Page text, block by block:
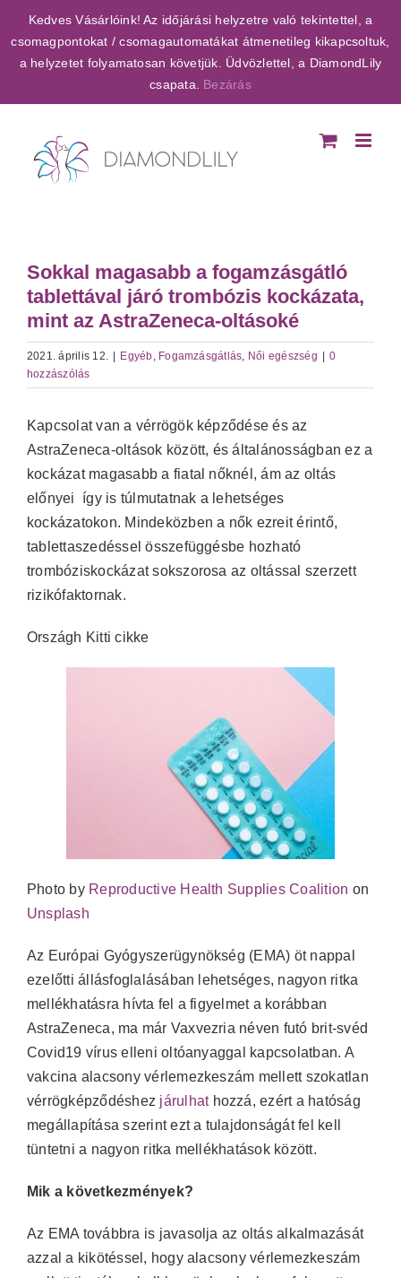
Kedves Vásárlóink! Az időjárási helyzetre való tekintettel, a
csomagpontokat / csomagautomatákat átmenetileg kikapcsoltuk,
a helyzetet folyamatosan követjük. Üdvözlettel, a DiamondLily
csapata. Bezárás
Sokkal magasabb a fogamzásgátló
tablettával járó trombózis kockázata,
mint az AstraZeneca-oltásoké
2021. április 12. | Egyéb Fogamzásgátlás Női egészség | 0
hozzászólás
Kapcsolat van a vérrögök képződése és az
AstraZeneca-oltások között, és általánosságban ez a
kockázat magasabb a fiatal nőknél, ám az oltás
előnyei így is túlmutatnak a lehetséges
kockázatokon. Mindeközben a nők ezreit érintő,
tablettaszedéssel összefüggésbe hozható
trombóziskockázat sokszorosa az oltással szerzett
rizikófaktornak.
Országh Kitti cikke
Photo by Reproductive Health Supplies Coalition on
Unsplash
Az Európai Gyógyszerügynökség (EMA) öt nappal
ezelőtti állásfoglalásában lehetséges, nagyon ritka
mellékhatásra hívta fel a figyelmet a korábban
AstraZeneca, ma már Vaxvezria néven futó brit-svéd
Covid19 vírus elleni oltóanyaggal kapcsolatban. A
vakcina alacsony vérlemezkeszám mellett szokatlan
vérrögképződéshez járulhat hozzá, ezért a hatóság
megállapítása szerint ezt a tulajdonságát fel kell
tüntetni a nagyon ritka mellékhatások között.
Mik a következmények?
Az EMA továbbra is javasolja az oltás alkalmazását
azzal a kikötéssel, hogy alacsony vérlemezkeszám